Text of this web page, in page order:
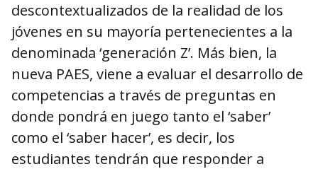
descontextualizados de la realidad de los
jóvenes en su mayoría pertenecientes a la
denominada ‘generación Z’. Más bien, la
nueva PAES, viene a evaluar el desarrollo de
competencias a través de preguntas en
donde pondrá en juego tanto el ‘saber’
como el ‘saber hacer’, es decir, los
estudiantes tendrán que responder a